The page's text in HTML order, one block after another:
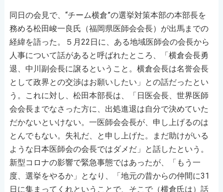
同日の会見で、“チーム横倉”の選挙対策本部の本部長を
務める松田峻一良氏（福岡県医師会会長）が出馬までの
経緯を語った。５月22日に、ある地域医師会の会長から
人事について話があると呼ばれたところ、「横倉会長勇
退、中川副会長に譲るということ。横倉会長は名誉会長
として政界との交渉はお願いしたい」との話だったとい
う。これに対し、松田本部長は、「日医会長、世界医師
会会長までなさった方に、出処進退は自分で決めていた
だかないといけない。一医師会会長が、申し上げるのは
とんでもない。失礼だ、と申し上げた。まだ助けがいる
ような日本医師会の会長ではダメだ」と話したという。
新型コロナの影響で緊急事態ではあったが、「もう一
度、選挙をやるか」となり、「地元の昔からの仲間に31
日に集まってくれということで、そこで（横倉氏は）話